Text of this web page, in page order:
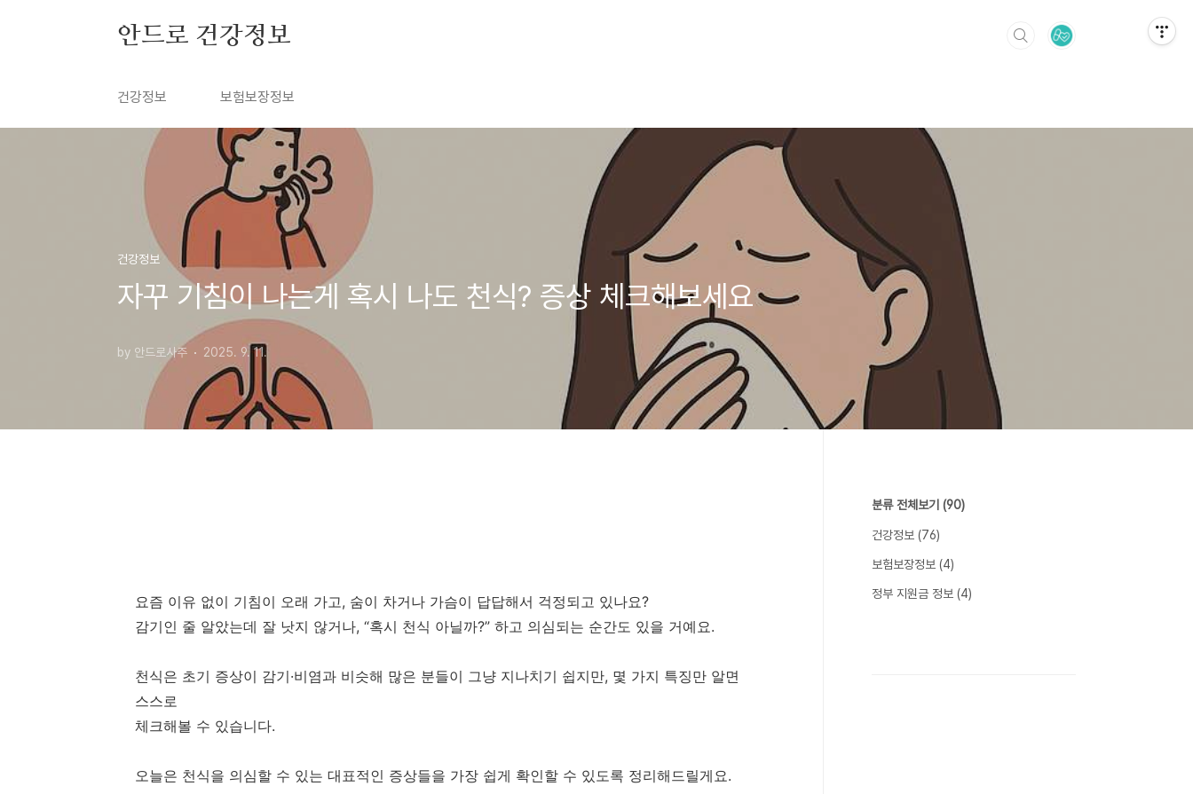
안드로 건강정보
건강정보 보험보장정보
건강정보
자꾸 기침이 나는게 혹시 나도 천식? 증상 체크해보세요
by 안드로사주 2025. 9. 11.
요즘 이유 없이 기침이 오래 가고, 숨이 차거나 가슴이 답답해서 걱정되고 있나요?
감기인 줄 알았는데 잘 낫지 않거나, “혹시 천식 아닐까?” 하고 의심되는 순간도 있을 거예요.
천식은 초기 증상이 감기·비염과 비슷해 많은 분들이 그냥 지나치기 쉽지만, 몇 가지 특징만 알면
스스로
체크해볼 수 있습니다.
오늘은 천식을 의심할 수 있는 대표적인 증상들을 가장 쉽게 확인할 수 있도록 정리해드릴게요.
분류 전체보기 (90)
건강정보 (76)
보험보장정보 (4)
정부 지원금 정보 (4)